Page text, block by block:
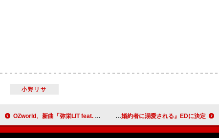
小野リサ
OZworld、新曲「弥栄LIT feat. CHICO CARLITO」配信リリース Myuk、新曲「マリー」がTVアニメ『ずたぼろ令嬢は姉の元婚約者に溺愛される』EDに決定